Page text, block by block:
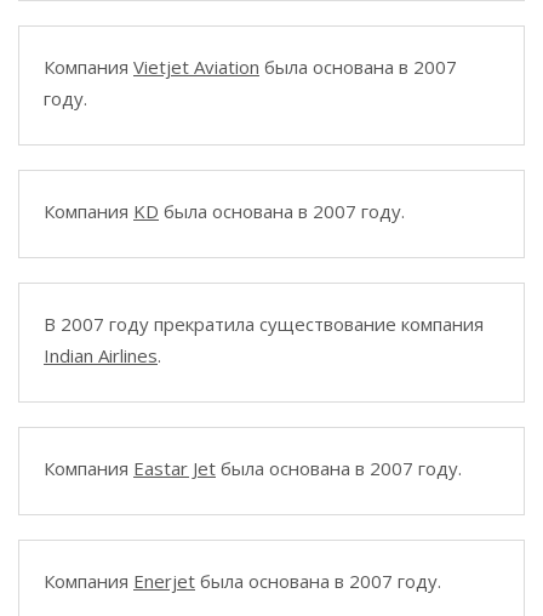
Компания Vietjet Aviation была основана в 2007
году.
Компания KD была основана в 2007 году.
В 2007 году прекратила существование компания
Indian Airlines.
Компания Eastar Jet была основана в 2007 году.
Компания Enerjet была основана в 2007 году.